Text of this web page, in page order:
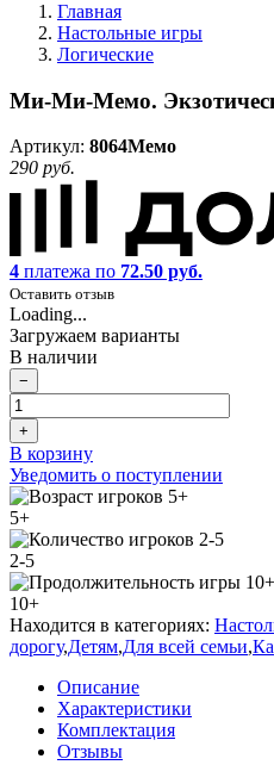
Главная
Настольные игры
Логические
Ми-Ми-Мемо.
Артикул: 8064Мемо
290 руб.
4 платежа по 72.50 руб.
Оставить отзыв
Loading...
Загружаем варианты
В наличии
−
+
В корзину
Уведомить о поступлении
5+
2-5
10+
Находится в категориях:
дорогу,Детям,Для всей семьи,
Описание
Характеристики
Комплектация
Отзывы